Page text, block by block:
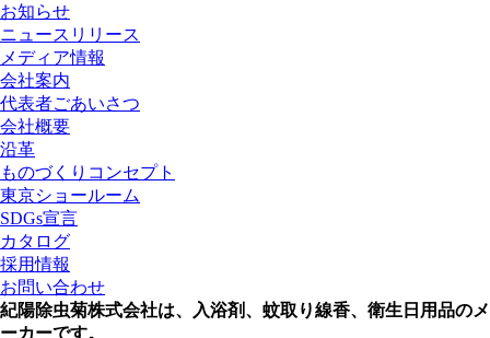
お知らせ
ニュースリリース
メディア情報
会社案内
代表者ごあいさつ
会社概要
沿革
ものづくりコンセプト
東京ショールーム
SDGs宣言
カタログ
採用情報
お問い合わせ
紀陽除虫菊株式会社は、入浴剤、蚊取り線香、衛生日用品のメ
ーカーです。